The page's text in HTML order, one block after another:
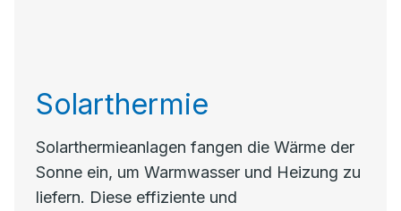
Solarthermie
Solarthermieanlagen fangen die Wärme der
Sonne ein, um Warmwasser und Heizung zu
liefern. Diese effiziente und